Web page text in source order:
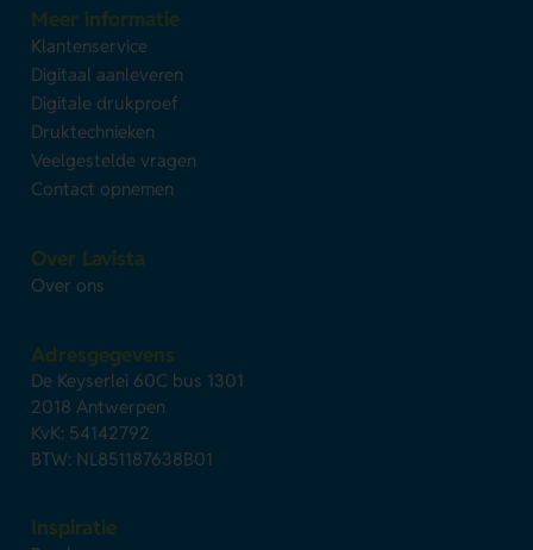
Meer informatie
Klantenservice
Digitaal aanleveren
Digitale drukproef
Druktechnieken
Veelgestelde vragen
Contact opnemen
Over Lavista
Over ons
Adresgegevens
De Keyserlei 60C bus 1301
2018 Antwerpen
KvK: 54142792
BTW: NL851187638B01
Inspiratie